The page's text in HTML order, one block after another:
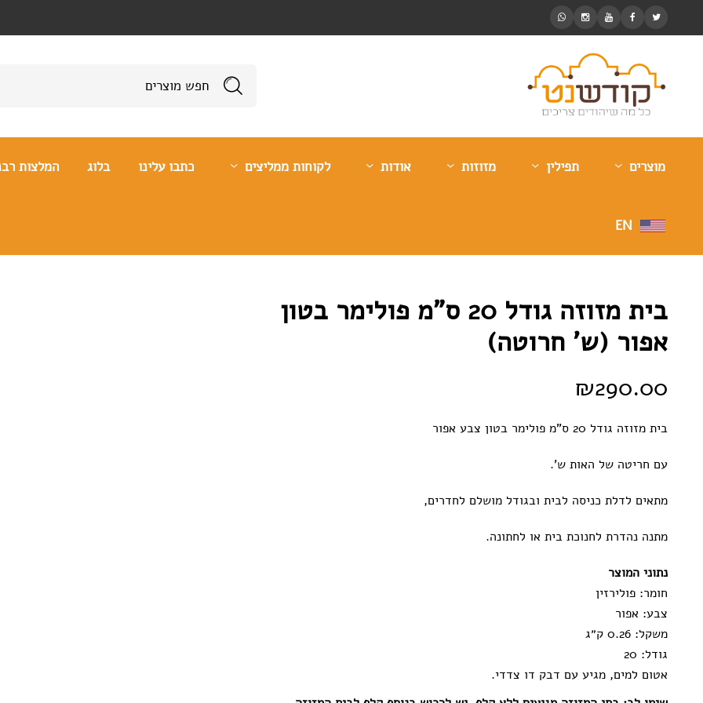
מוצרים תפילין מזוזות אודות לקוחות ממליצים כתבו עלינו בלוג המלצות
EN
בית מזוזה גודל 20 ס”מ פולימר בטון
אפור (ש’ חרוטה)
₪290.00
בית מזוזה גודל 20 ס”מ פולימר בטון צבע אפור
עם חריטה של האות ש’.
מתאים לדלת כניסה לבית ובגודל מושלם לחדרים,
מתנה נהדרת לחנוכת בית או לחתונה.
נתוני המוצר
חומר: פולירזין
צבע: אפור
משקל: 0.26 ק״ג
גודל: 20
אטום למים, מגיע עם דבק דו צדדי.